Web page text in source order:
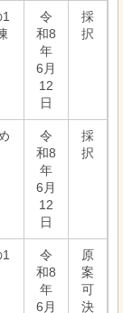
1
令
和8
年
6月
12
日
採
択
令
和8
年
6月
12
日
採
択
1
令
和8
年
6月
原
案
可
決